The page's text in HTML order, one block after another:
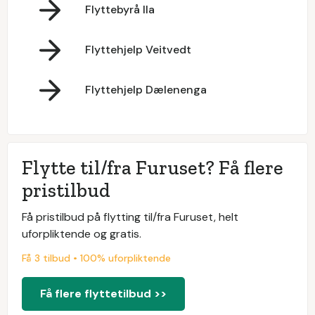
Flyttebyrå Ila
Flyttehjelp Veitvedt
Flyttehjelp Dælenenga
Flytte til/fra Furuset? Få flere
pristilbud
Få pristilbud på flytting til/fra Furuset, helt
uforpliktende og gratis.
Få 3 tilbud • 100% uforpliktende
Få flere flyttetilbud >>